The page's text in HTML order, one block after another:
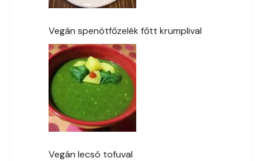
Vegán spenótfőzelék főtt krumplival
Vegán lecsó tofuval